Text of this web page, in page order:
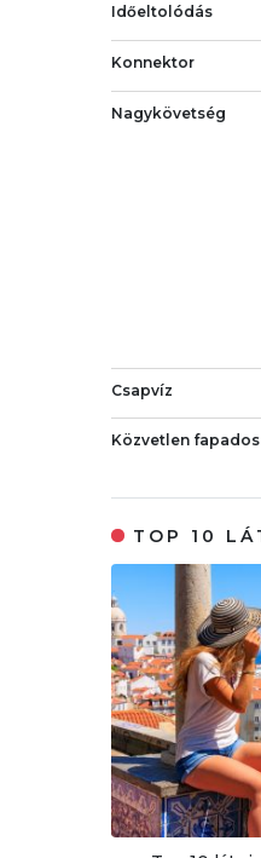
Időeltolódás
Konnektor
Nagykövetség
Csapvíz
Közvetlen
TOP 10